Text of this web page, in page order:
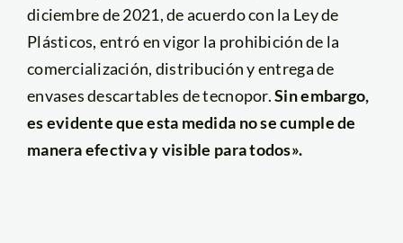
diciembre de 2021, de acuerdo con la Ley de
Plásticos, entró en vigor la prohibición de la
comercialización, distribución y entrega de
envases descartables de tecnopor.Sin embargo,
es evidente que esta medida no se cumple de
manera efectiva y visible para todos».